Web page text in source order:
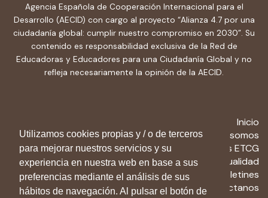
Utilizamos cookies propias y / o de terceros
para mejorar nuestros servicios y su
experiencia en nuestra web en base a sus
preferencias mediante el análisis de sus
hábitos de navegación. Al pulsar el botón de
Agencia Española de Cooperación Internacional para el
Desarrollo (AECID) con cargo al proyecto “Alianza 4.7 por una
ciudadanía global: cumplir nuestro compromiso en 2030”. Su
contenido es responsabilidad exclusiva de la Red de
Educadoras y Educadores para una Ciudadanía Global y no
refleja necesariamente la opinión de la AECID.
Inicio
Quiénes somos
Recursos ETCG
Actualidad
Boletines
Contactanos